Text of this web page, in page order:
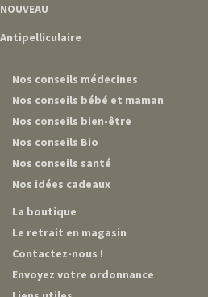
NOUVEAU
Antipelliculaire
Nos conseils médecines
Nos conseils bébé et maman
Nos conseils bien-être
Nos conseils Bio
Nos conseils santé
Nos idées cadeaux
La boutique
Le retrait en magasin
Contactez-nous !
Envoyez votre ordonnance